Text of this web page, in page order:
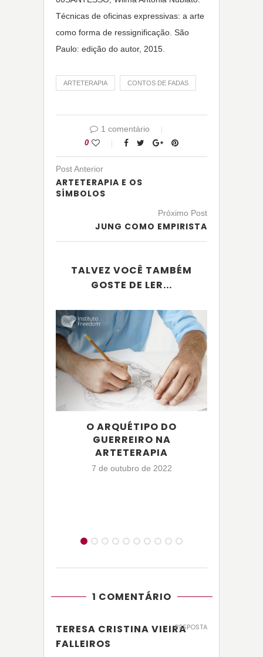
Técnicas de oficinas expressivas: a arte
como forma de ressignificação. São
Paulo: edição do autor, 2015.
ARTETERAPIA CONTOS DE FADAS
1 comentário
0
Post Anterior
ARTETERAPIA E OS
SÍMBOLOS
Próximo Post
JUNG COMO EMPIRISTA
TALVEZ VOCÊ TAMBÉM
GOSTE DE LER...
O ARQUÉTIPO DO
GUERREIRO NA
ARTETERAPIA
7 de outubro de 2022
1 COMENTÁRIO
TERESA CRISTINA VIEIRA
FALLEIROS
RESPOSTA